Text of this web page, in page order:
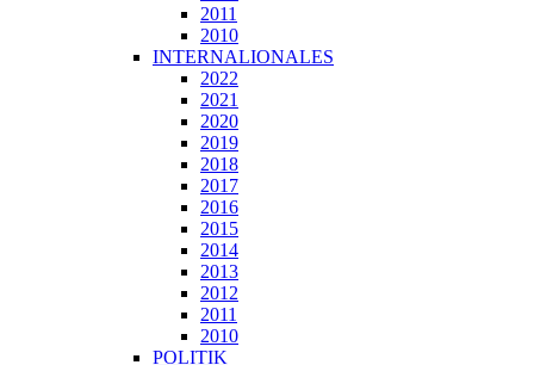
2011
2010
INTERNALIONALES
2022
2021
2020
2019
2018
2017
2016
2015
2014
2013
2012
2011
2010
POLITIK